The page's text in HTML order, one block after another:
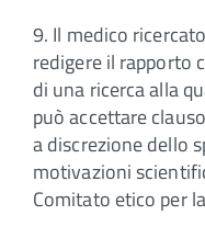
9. Il medico
redigere il rapporto
di una ricerca alla
può accettare
a discrezione dello
motivazioni
Comitato etico per